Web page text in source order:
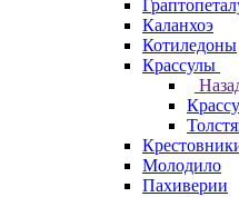
Каланхоэ
Котиледоны
Крассулы
Молодило
Пахиверии